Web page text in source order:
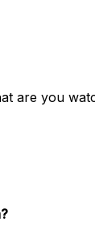
are you